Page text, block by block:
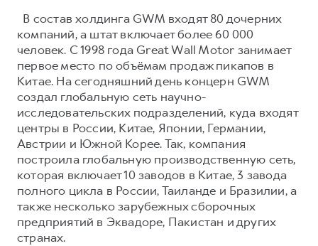
В состав холдинга GWM входят 80 дочерних
компаний, а штат включает более 60 000
человек. С 1998 года Great Wall Motor занимает
первое место по объёмам продаж пикапов в
Китае. На сегодняшний день концерн GWM
создал глобальную сеть научно-
исследовательских подразделений, куда входят
центры в России, Китае, Японии, Германии,
Австрии и Южной Корее. Так, компания
построила глобальную производственную сеть,
которая включает 10 заводов в Китае, 3 завода
полного цикла в России, Таиланде и Бразилии, а
также несколько зарубежных сборочных
предприятий в Эквадоре, Пакистан и других
странах.